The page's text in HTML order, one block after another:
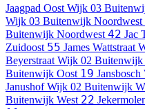
Jaagpad Oost Wijk 03
Wijk 03 Buitenwijk Noordwest
Buitenwijk Noordwest 42 Jac
Zuidoost 55 James Wattstraat
Beyerstraat Wijk 02 Buitenwijk
Buitenwijk Oost 19 Jansbosch
Janushof Wijk 02 Buitenwijk
Buitenwijk West 22